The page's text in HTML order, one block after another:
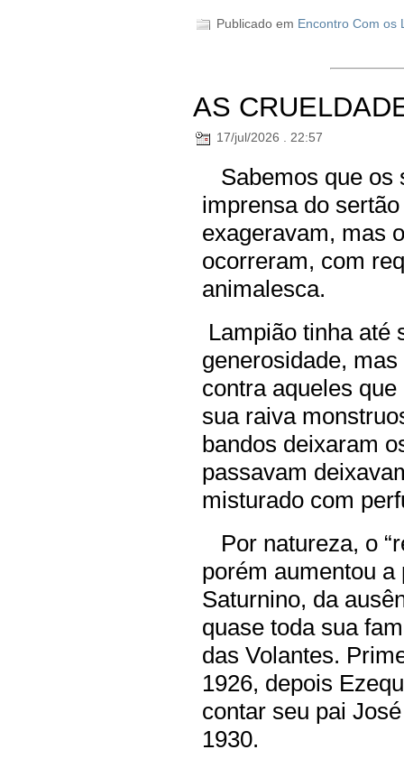
Publicado em Encontro Com os
AS
17/jul/2026 . 22:57
Sabemos que os
imprensa do
exageravam, mas
ocorreram, com
animalesca.
Lampião tinha até
generosidade,
contra aqueles
sua raiva
bandos deixaram
passavam
misturado com
Por natureza, o
porém aumentou
Saturnino, da
quase toda sua
das Volantes.
1926, depois
contar seu pai
1930.